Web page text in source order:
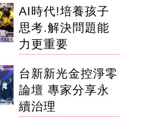
AI時代!培養孩子
思考.解決問題能
力更重要
台新新光金控淨零
論壇 專家分享永
續治理